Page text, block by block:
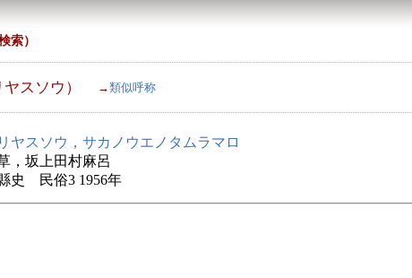
索）
スソウ） →類似呼称
ヤスソウ，サカノウエノタムラマロ
，坂上田村麻呂
史 民俗3 1956年